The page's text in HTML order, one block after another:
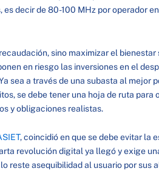
decir de 80-100 MHz por operador
sino maximizar el
en riesgo las inversiones en el
sea a través de una subasta al mejor
se debe tener una hoja de ruta para
y obligaciones realistas.
, coincidió en que se debe evitar la
revolución digital ya llegó y exige
reste asequibilidad al usuario por sus